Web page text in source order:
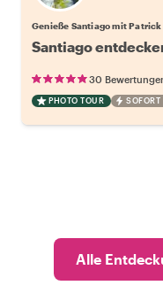
Genieße Santiago mit Patrick
Santiago
30
PHOTO TOUR SOFORT
Alle